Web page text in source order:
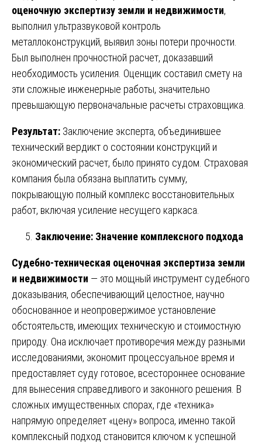
оценочную экспертизу земли и недвижимости,
выполнил ультразвуковой контроль
металлоконструкций, выявил зоны потери прочности.
Был выполнен прочностной расчет, доказавший
необходимость усиления. Оценщик составил смету на
эти сложные инженерные работы, значительно
превышающую первоначальные расчеты страховщика.
Результат: Заключение эксперта, объединившее
технический вердикт о состоянии конструкций и
экономический расчет, было принято судом. Страховая
компания была обязана выплатить сумму,
покрывающую полный комплекс восстановительных
работ, включая усиление несущего каркаса.
Заключение: Значение комплексного подхода
Судебно-техническая оценочная экспертиза земли
и недвижимости — это мощный инструмент судебного
доказывания, обеспечивающий целостное, научно
обоснованное и неопровержимое установление
обстоятельств, имеющих техническую и стоимостную
природу. Она исключает противоречия между разными
исследованиями, экономит процессуальное время и
предоставляет суду готовое, всестороннее основание
для вынесения справедливого и законного решения. В
сложных имущественных спорах, где «техника»
напрямую определяет «цену» вопроса, именно такой
комплексный подход становится ключом к успешной